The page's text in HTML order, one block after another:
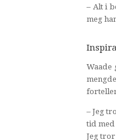
– Alt i
meg
Waade
forteller
– Jeg
tid
Jeg tror